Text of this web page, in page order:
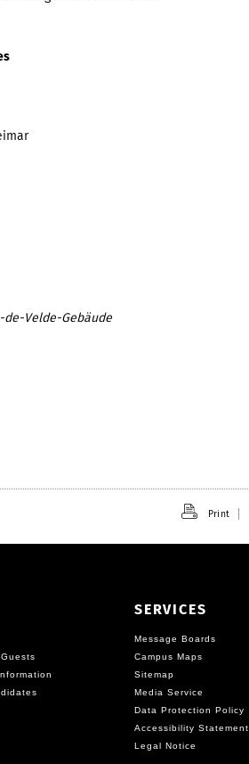
Velde-Gebäude
Print
SERVICES
Message Boards
Campus Maps
Sitemap
Media Service
Data Protection Policy
Accessibility Statement
Legal Notice